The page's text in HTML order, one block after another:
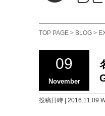
TOP PAGE > BLOG >
09
November
投稿日時 | 2016.11.09